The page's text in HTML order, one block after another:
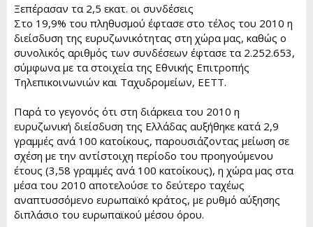
Ξεπέρασαν τα 2,5 εκατ. οι συνδέσεις
Στο 19,9% του πληθυσμού έφτασε στο τέλος του 2010 η
διείσδυση της ευρυζωνικότητας στη χώρα μας, καθώς ο
συνολικός αριθμός των συνδέσεων έφτασε τα 2.252.653,
σύμφωνα με τα στοιχεία της Εθνικής Επιτροπής
Τηλεπικοινωνιών και Ταχυδρομείων, ΕΕΤΤ.
Παρά το γεγονός ότι στη διάρκεια του 2010 η
ευρυζωνική διείσδυση της Ελλάδας αυξήθηκε κατά 2,9
γραμμές ανά 100 κατοίκους, παρουσιάζοντας μείωση σε
σχέση με την αντίστοιχη περίοδο του προηγούμενου
έτους (3,58 γραμμές ανά 100 κατοίκους), η χώρα μας στα
μέσα του 2010 αποτελούσε το δεύτερο ταχέως
αναπτυσσόμενο ευρωπαϊκό κράτος, με ρυθμό αύξησης
διπλάσιο του ευρωπαϊκού μέσου όρου.